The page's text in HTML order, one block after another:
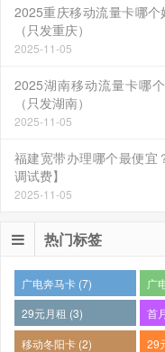
2025重庆移动流量卡哪
（只发重庆）
2025-11-05
2025湖南移动流量卡哪
（只发湖南）
2025-11-05
福建宽带办理哪个最便宜
调试费】
2025-11-05
热门标签
广电奔马卡 (7) 广
29元月租 (3)
首
移动冬阳卡 (2)
29